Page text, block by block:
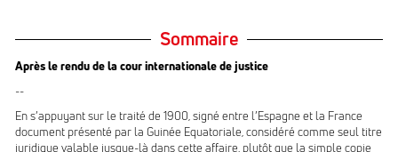
Sommaire
Après le rendu de la cour internationale de justice
--
En s’appuyant sur le traité de 1900, signé entre l’Espagne et la France
document présenté par la Guinée Equatoriale, considéré comme seul titre
juridique valable jusque-là dans cette affaire, plutôt que la simple copie